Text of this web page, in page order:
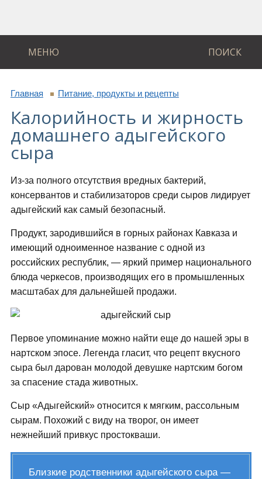
МЕНЮ ПОИСК
Главная Питание, продукты и рецепты
Калорийность и жирность
домашнего адыгейского
сыра
Из-за полного отсутствия вредных бактерий,
консервантов и стабилизаторов среди сыров лидирует
адыгейский как самый безопасный.
Продукт, зародившийся в горных районах Кавказа и
имеющий одноименное название с одной из
российских республик, — яркий пример национального
блюда черкесов, производящих его в промышленных
масштабах для дальнейшей продажи.
Первое упоминание можно найти еще до нашей эры в
нартском эпосе. Легенда гласит, что рецепт вкусного
сыра был дарован молодой девушке нартским богом
за спасение стада животных.
Сыр «Адыгейский» относится к мягким, рассольным
сырам. Похожий с виду на творог, он имеет
нежнейший привкус простокваши.
Близкие родственники адыгейского сыра —